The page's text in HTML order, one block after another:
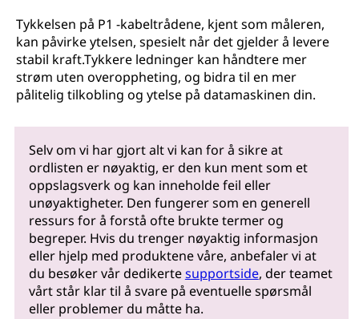
Tykkelsen på P1 -kabeltrådene, kjent som måleren,
kan påvirke ytelsen, spesielt når det gjelder å levere
stabil kraft.Tykkere ledninger kan håndtere mer
strøm uten overoppheting, og bidra til en mer
pålitelig tilkobling og ytelse på datamaskinen din.
Selv om vi har gjort alt vi kan for å sikre at
ordlisten er nøyaktig, er den kun ment som et
oppslagsverk og kan inneholde feil eller
unøyaktigheter. Den fungerer som en generell
ressurs for å forstå ofte brukte termer og
begreper. Hvis du trenger nøyaktig informasjon
eller hjelp med produktene våre, anbefaler vi at
du besøker vår dedikertesupportside, der teamet
vårt står klar til å svare på eventuelle spørsmål
eller problemer du måtte ha.